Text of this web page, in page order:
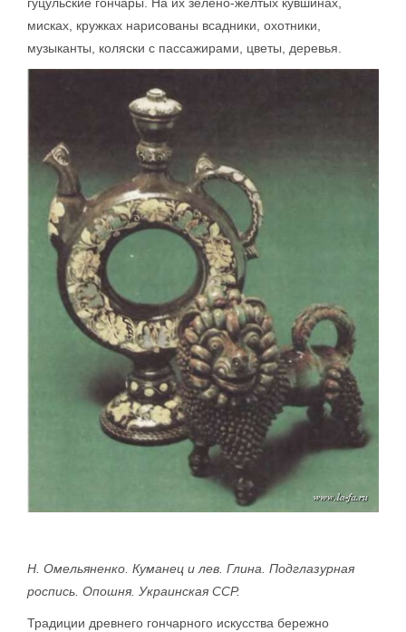
мисках, кружках нарисованы всадники, охотники,
музыканты, коляски с пассажирами, цветы, деревья.
Н. Омельяненко. Куманец и лев. Глина. Подглазурная
роспись. Опошня. Украинская ССР.
Традиции древнего гончарного искусства бережно